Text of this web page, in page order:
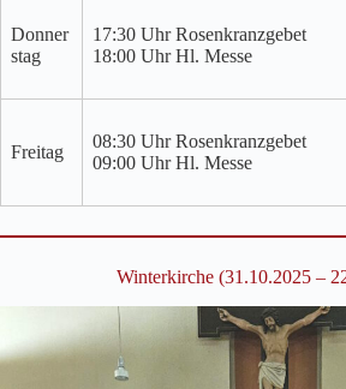
Donner
stag
17:30 Uhr Rosenkranzgebet
18:00 Uhr Hl. Messe
Freitag
08:30 Uhr Rosenkranzgebet
09:00 Uhr Hl. Messe
Winterkirche (31.10.2025 –